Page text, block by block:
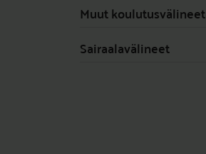
Muut koulutusvälineet
Sairaalavälineet